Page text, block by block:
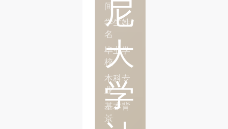
间
学生姓
名
毕业学
校
本科专
业
基本背
景